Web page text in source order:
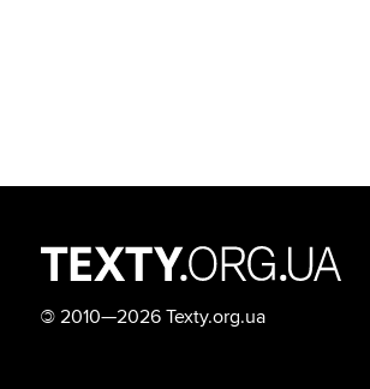
© 2010—2026 Texty.org.ua